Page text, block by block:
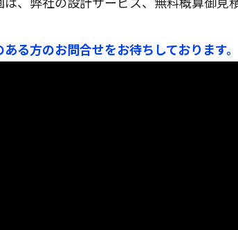
ある方のお問合せをお待ちしております。